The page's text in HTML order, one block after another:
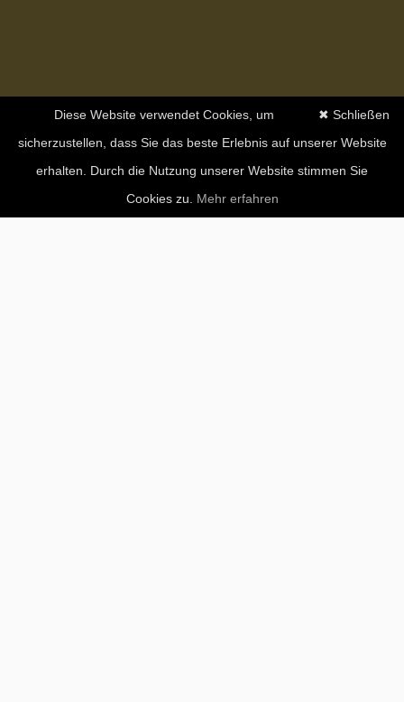
✖ Schließen
Diese Website verwendet Cookies, um
sicherzustellen, dass Sie das beste Erlebnis auf unserer Website
erhalten. Durch die Nutzung unserer Website stimmen Sie
Cookies zu. Mehr erfahren